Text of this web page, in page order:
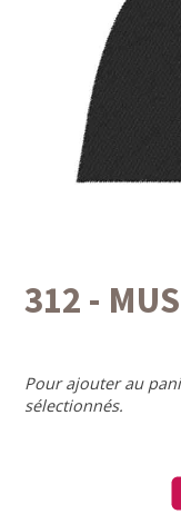
312 -
Pour ajouter au
sélectionnés.